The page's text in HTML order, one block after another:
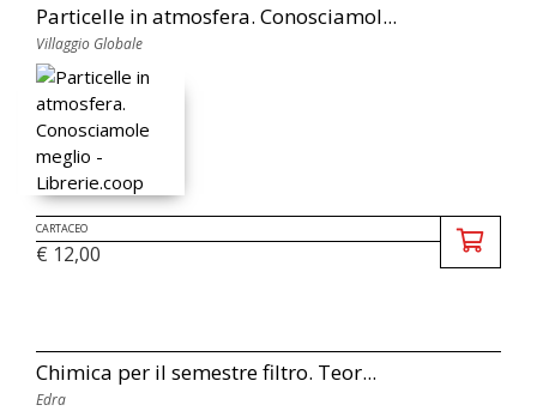
Particelle in atmosfera. Conosciamol...
Villaggio Globale
CARTACEO
€ 12,00
Chimica per il semestre filtro. Teor...
Edra